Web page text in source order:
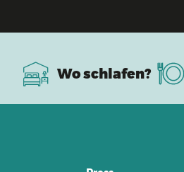
Wo schlafen?